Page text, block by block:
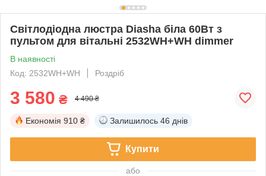
Світлодіодна люстра Diasha біла 60Вт з
пультом для вітальні 2532WH+WH dimmer
В наявності
Код: 2532WH+WH
Роздріб
3 580 ₴ 4 490 ₴
Економія 910 ₴ Залишилось 46 днів
Купити
або